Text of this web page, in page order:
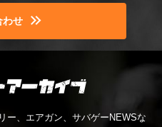
わせ
ー、エアガン、サバゲーNEWSな